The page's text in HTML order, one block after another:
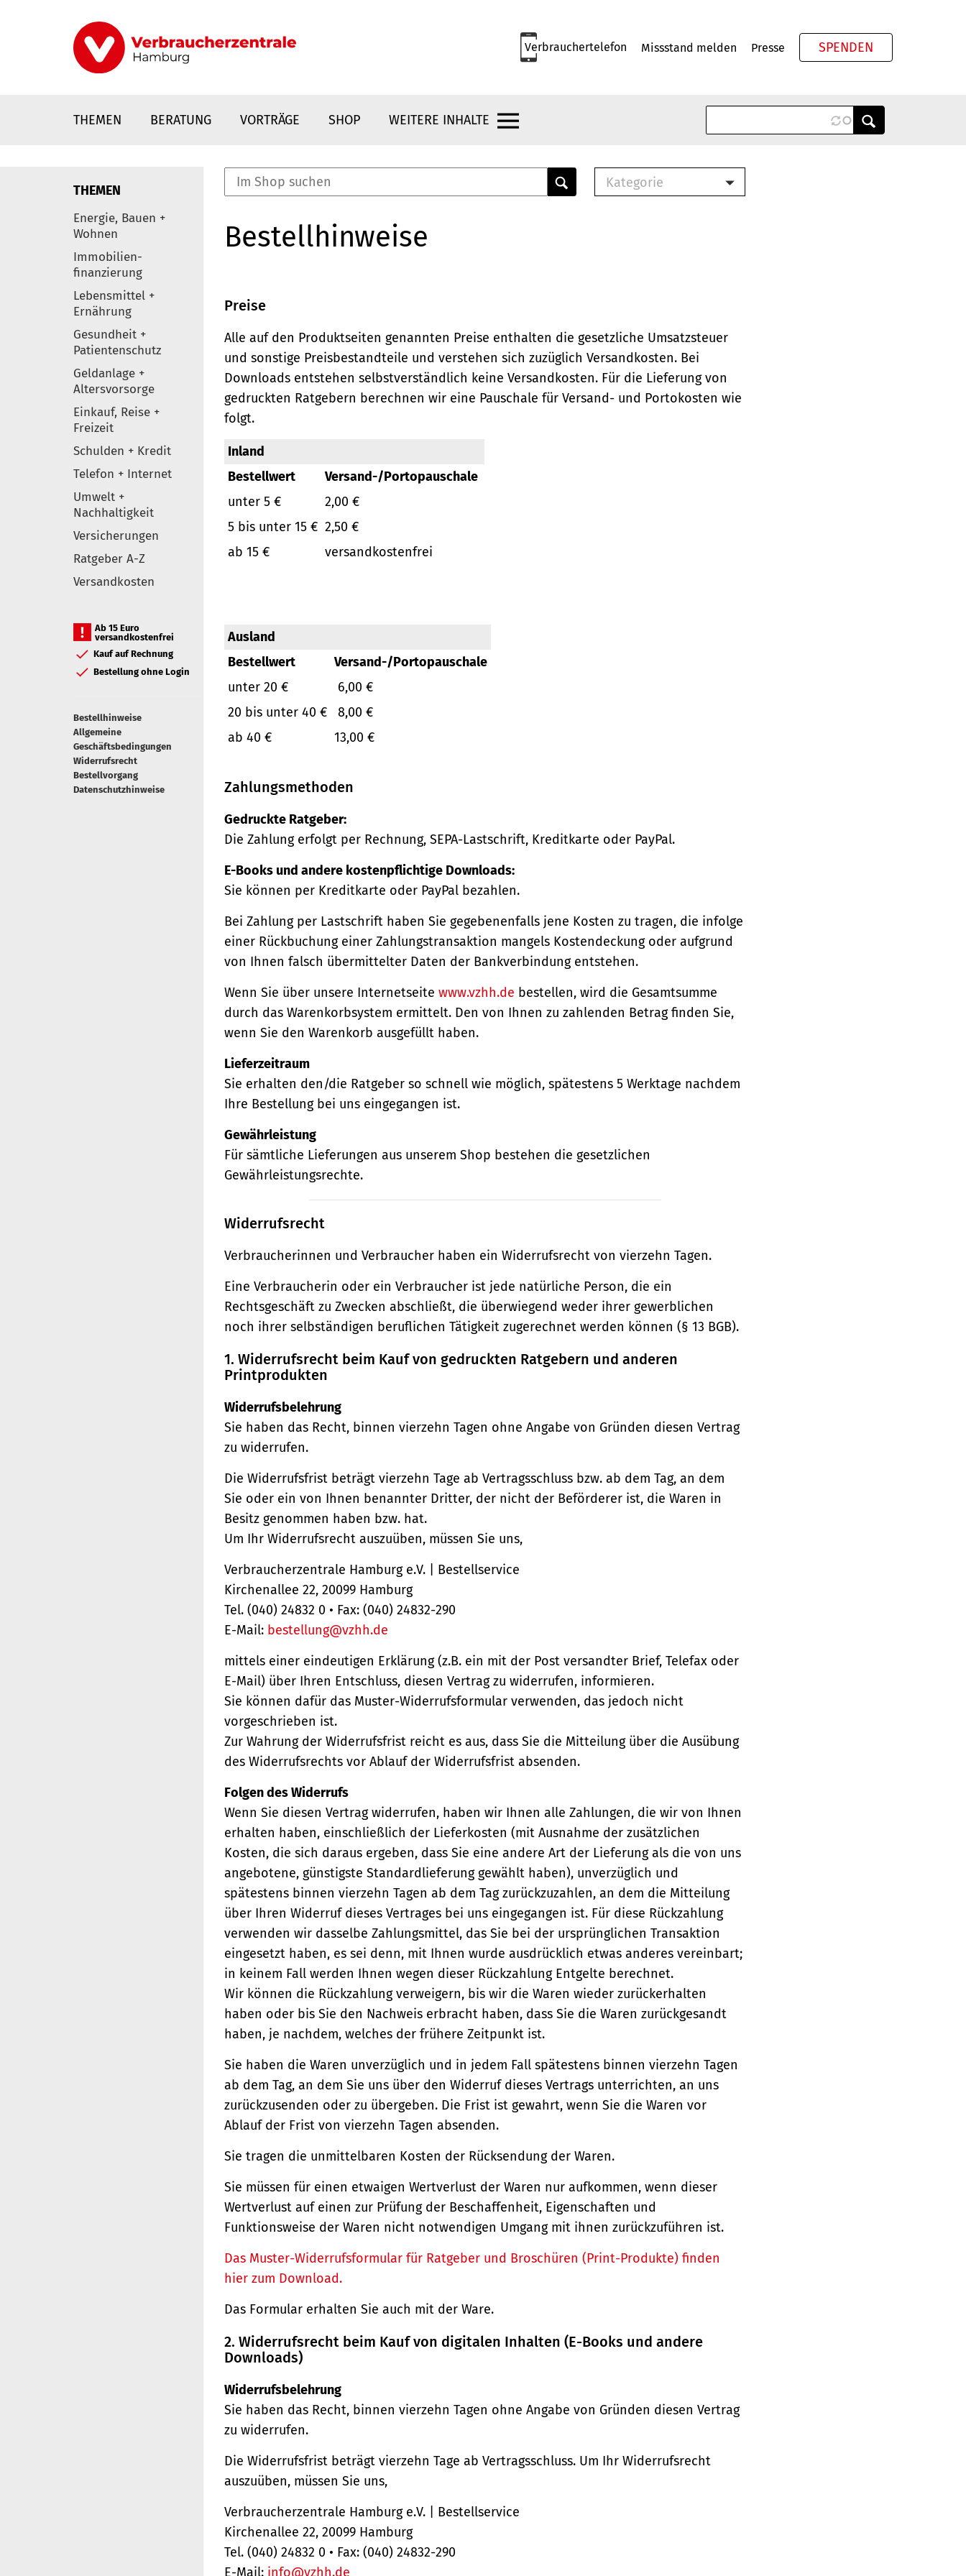
Verbrauchertelefon Missstand melden Presse SPENDEN
THEMEN BERATUNG VORTRÄGE SHOP WEITERE INHALTE
Elemente
THEMEN
Energie, Bauen +
Wohnen
Immobilien-
finanzierung
Lebensmittel +
Ernährung
Gesundheit +
Patientenschutz
Geldanlage +
Altersvorsorge
Einkauf, Reise +
Freizeit
Schulden + Kredit
Telefon + Internet
Umwelt +
Nachhaltigkeit
Versicherungen
Ratgeber A-Z
Versandkosten
Ab 15 Euro
versandkostenfrei
Kauf auf Rechnung
Bestellung ohne Login
Bestellhinweise
Allgemeine
Geschäftsbedingungen
Widerrufsrecht
Bestellvorgang
Datenschutzhinweise
Kategorie
Bestellhinweise
Preise
Alle auf den Produktseiten genannten Preise enthalten die gesetzliche Umsatzsteuer
und sonstige Preisbestandteile und verstehen sich zuzüglich Versandkosten. Bei
Downloads entstehen selbstverständlich keine Versandkosten. Für die Lieferung von
gedruckten Ratgebern berechnen wir eine Pauschale für Versand- und Portokosten wie
folgt.
Inland
Bestellwert
Versand-/Portopauschale
unter 5 €
2,00 €
5 bis unter 15 € 2,50 €
ab 15 €
versandkostenfrei
Ausland
Bestellwert
Versand-/Portopauschale
unter 20 €
6,00 €
20 bis unter 40 €
8,00 €
ab 40 €
13,00 €
Zahlungsmethoden
Gedruckte Ratgeber:
Die Zahlung erfolgt per Rechnung, SEPA-Lastschrift, Kreditkarte oder PayPal.
E-Books und andere kostenpflichtige Downloads:
Sie können per Kreditkarte oder PayPal bezahlen.
Bei Zahlung per Lastschrift haben Sie gegebenenfalls jene Kosten zu tragen, die infolge
einer Rückbuchung einer Zahlungstransaktion mangels Kostendeckung oder aufgrund
von Ihnen falsch übermittelter Daten der Bankverbindung entstehen.
Wenn Sie über unsere Internetseite www.vzhh.de bestellen, wird die Gesamtsumme
durch das Warenkorbsystem ermittelt. Den von Ihnen zu zahlenden Betrag finden Sie,
wenn Sie den Warenkorb ausgefüllt haben.
Lieferzeitraum
Sie erhalten den/die Ratgeber so schnell wie möglich, spätestens 5 Werktage nachdem
Ihre Bestellung bei uns eingegangen ist.
Gewährleistung
Für sämtliche Lieferungen aus unserem Shop bestehen die gesetzlichen
Gewährleistungsrechte.
Widerrufsrecht
Verbraucherinnen und Verbraucher haben ein Widerrufsrecht von vierzehn Tagen.
Eine Verbraucherin oder ein Verbraucher ist jede natürliche Person, die ein
Rechtsgeschäft zu Zwecken abschließt, die überwiegend weder ihrer gewerblichen
noch ihrer selbständigen beruflichen Tätigkeit zugerechnet werden können (§ 13 BGB).
1. Widerrufsrecht beim Kauf von gedruckten Ratgebern und anderen
Printprodukten
Widerrufsbelehrung
Sie haben das Recht, binnen vierzehn Tagen ohne Angabe von Gründen diesen Vertrag
zu widerrufen.
Die Widerrufsfrist beträgt vierzehn Tage ab Vertragsschluss bzw. ab dem Tag, an dem
Sie oder ein von Ihnen benannter Dritter, der nicht der Beförderer ist, die Waren in
Besitz genommen haben bzw. hat.
Um Ihr Widerrufsrecht auszuüben, müssen Sie uns,
Verbraucherzentrale Hamburg e.V. | Bestellservice
Kirchenallee 22, 20099 Hamburg
Tel. (040) 24832 0 • Fax: (040) 24832-290
E-Mail: bestellung@vzhh.de
mittels einer eindeutigen Erklärung (z.B. ein mit der Post versandter Brief, Telefax oder
E-Mail) über Ihren Entschluss, diesen Vertrag zu widerrufen, informieren.
Sie können dafür das Muster-Widerrufsformular verwenden, das jedoch nicht
vorgeschrieben ist.
Zur Wahrung der Widerrufsfrist reicht es aus, dass Sie die Mitteilung über die Ausübung
des Widerrufsrechts vor Ablauf der Widerrufsfrist absenden.
Folgen des Widerrufs
Wenn Sie diesen Vertrag widerrufen, haben wir Ihnen alle Zahlungen, die wir von Ihnen
erhalten haben, einschließlich der Lieferkosten (mit Ausnahme der zusätzlichen
Kosten, die sich daraus ergeben, dass Sie eine andere Art der Lieferung als die von uns
angebotene, günstigste Standardlieferung gewählt haben), unverzüglich und
spätestens binnen vierzehn Tagen ab dem Tag zurückzuzahlen, an dem die Mitteilung
über Ihren Widerruf dieses Vertrages bei uns eingegangen ist. Für diese Rückzahlung
verwenden wir dasselbe Zahlungsmittel, das Sie bei der ursprünglichen Transaktion
eingesetzt haben, es sei denn, mit Ihnen wurde ausdrücklich etwas anderes vereinbart;
in keinem Fall werden Ihnen wegen dieser Rückzahlung Entgelte berechnet.
Wir können die Rückzahlung verweigern, bis wir die Waren wieder zurückerhalten
haben oder bis Sie den Nachweis erbracht haben, dass Sie die Waren zurückgesandt
haben, je nachdem, welches der frühere Zeitpunkt ist.
Sie haben die Waren unverzüglich und in jedem Fall spätestens binnen vierzehn Tagen
ab dem Tag, an dem Sie uns über den Widerruf dieses Vertrags unterrichten, an uns
zurückzusenden oder zu übergeben. Die Frist ist gewahrt, wenn Sie die Waren vor
Ablauf der Frist von vierzehn Tagen absenden.
Sie tragen die unmittelbaren Kosten der Rücksendung der Waren.
Sie müssen für einen etwaigen Wertverlust der Waren nur aufkommen, wenn dieser
Wertverlust auf einen zur Prüfung der Beschaffenheit, Eigenschaften und
Funktionsweise der Waren nicht notwendigen Umgang mit ihnen zurückzuführen ist.
Das Muster-Widerrufsformular für Ratgeber und Broschüren (Print-Produkte) finden
hier zum Download.
Das Formular erhalten Sie auch mit der Ware.
2. Widerrufsrecht beim Kauf von digitalen Inhalten (E-Books und andere
Downloads)
Widerrufsbelehrung
Sie haben das Recht, binnen vierzehn Tagen ohne Angabe von Gründen diesen Vertrag
zu widerrufen.
Die Widerrufsfrist beträgt vierzehn Tage ab Vertragsschluss. Um Ihr Widerrufsrecht
auszuüben, müssen Sie uns,
Verbraucherzentrale Hamburg e.V. | Bestellservice
Kirchenallee 22, 20099 Hamburg
Tel. (040) 24832 0 • Fax: (040) 24832-290
E-Mail: info@vzhh.de